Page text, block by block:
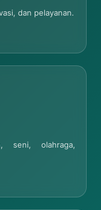
dan pelayanan.
seni, olahraga,